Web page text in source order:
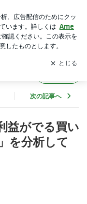
レード研究所
知
を受け取りまし
開く
次の記事へ
益がでる買い
を分析して